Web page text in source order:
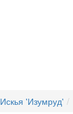
Искья 'Изумруд'